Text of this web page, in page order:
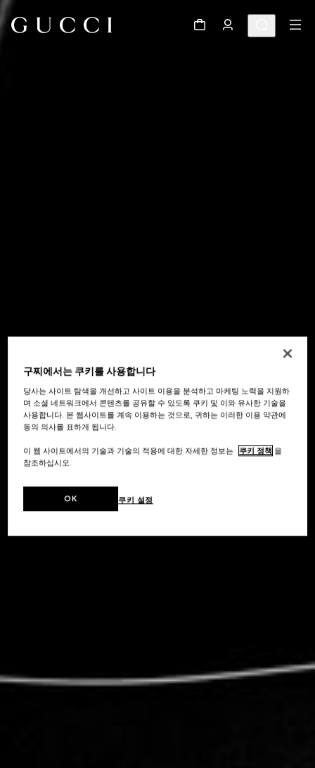
구찌에서는 쿠키를 사용합니다
당사는 사이트 탐색을 개선하고 사이트 이용을 분석하고 마케팅 노력을 지원하
며 소셜 네트워크에서 콘텐츠를 공유할 수 있도록 쿠키 및 이와 유사한 기술을
사용합니다. 본 웹사이트를 계속 이용하는 것으로, 귀하는 이러한 이용 약관에
동의 의사를 표하게 됩니다.
이 웹 사이트에서의 기술과 기술의 적용에 대한 자세한 정보는 쿠키 정책 을
참조하십시오.
쿠키 설정
OK